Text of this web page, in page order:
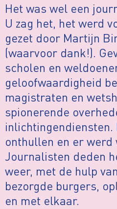
Het was wel een
U zag het, het werd
gezet door Martijn
(waarvoor dank!).
scholen en
geloofwaardigheid
magistraten en
spionerende
inlichtingendiensten.
onthullen en er werd
Journalisten deden
weer, met de hulp
bezorgde burgers,
en met elkaar.